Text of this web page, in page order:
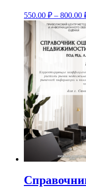
550.00 ₽ – 800.00